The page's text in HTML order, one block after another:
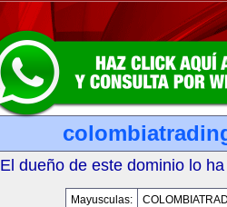
El dueño de este dominio lo
Mayusculas: